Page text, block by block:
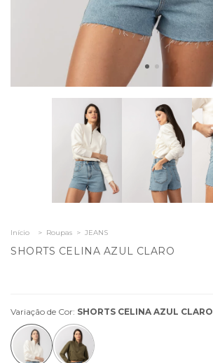
Início > Roupas > JEANS
SHORTS CELINA AZUL CLARO
Variação de Cor: SHORTS CELINA AZUL CLARO